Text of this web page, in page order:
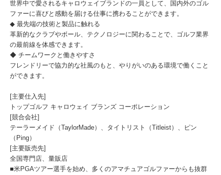
世界中で愛されるキャロウェイブランドの一員として、国内外のゴル
ファーに喜びと感動を届ける仕事に携わることができます。
◆ 最先端の技術と製品に触れる
革新的なクラブやボール、テクノロジーに関わることで、ゴルフ業界
の最前線を体感できます。
◆ チームワークと働きやすさ
フレンドリーで協力的な社風のもと、やりがいのある環境で働くこと
ができます。
[主要仕入先]
トップゴルフ キャロウェイ ブランズ コーポレーション
[競合会社]
テーラーメイド（TaylorMade）、タイトリスト（Titleist）、ピン
（Ping）
[主要販売先]
全国専門店、量販店
■米PGAツアー選手を始め、多くのアマチュアゴルファーからも抜群